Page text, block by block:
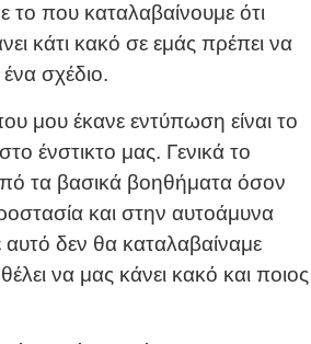
που καταλαβαίνουμε ότι
κάτι κακό σε εμάς πρέπει να
σχέδιο.
μου έκανε εντύπωση είναι το
ένστικτο μας. Γενικά το
τα βασικά βοηθήματα όσον
και στην αυτοάμυνα
αυτό δεν θα καταλαβαίναμε
να μας κάνει κακό και ποιος